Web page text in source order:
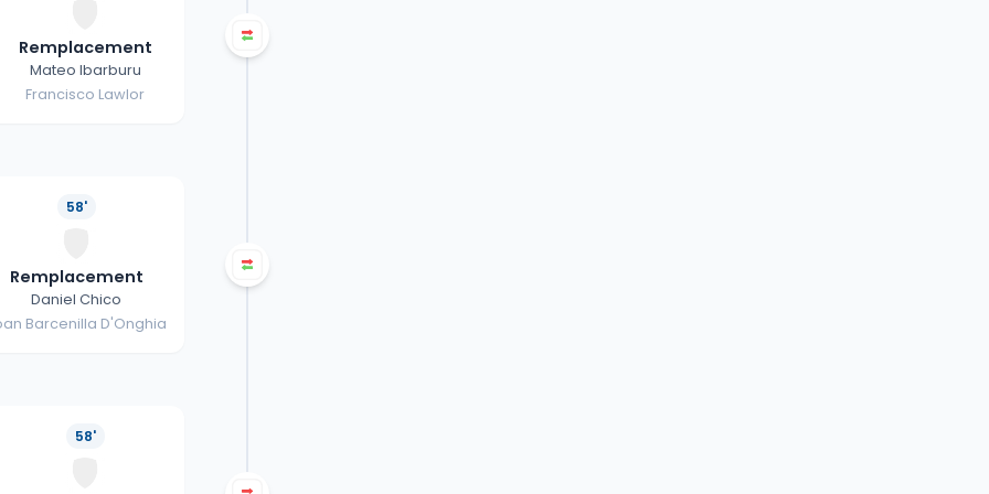
Remplacement
Mateo Ibarburu
Francisco Lawlor
58'
Remplacement
Daniel Chico
Barcenilla D'Onghia
58'